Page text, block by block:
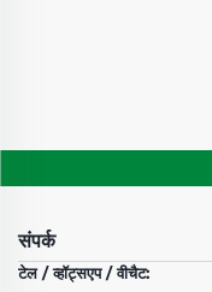
संपर्क
टेल / व्हॉट्सएप / वीचैट: